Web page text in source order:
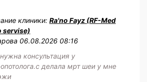
клиники: Ra'no Fayz (RF-Med
servise)
06.08.2026 08:16
консультация у
делала мрт шеи у мне